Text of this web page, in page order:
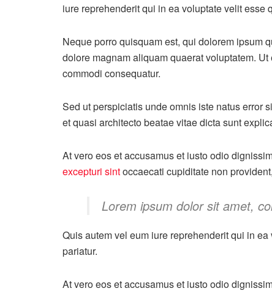
iure reprehenderit qui in ea voluptate velit
Neque porro quisquam est, qui dolorem ipsum
dolore magnam aliquam quaerat voluptatem.
commodi consequatur.
Sed ut perspiciatis unde omnis iste natus error
et quasi architecto beatae vitae dicta sunt
At vero eos et accusamus et iusto odio
excepturi sintoccaecati cupiditate non
Lorem ipsum dolor sit amet,
Quis autem vel eum iure reprehenderit qui in
pariatur.
At vero eos et accusamus et iusto odio